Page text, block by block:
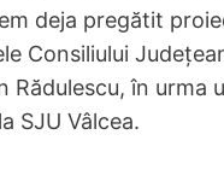
deja pregătit
Consiliului
Rădulescu, în urma
SJU Vâlcea.